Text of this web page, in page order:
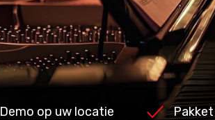
Demo op uw locatie